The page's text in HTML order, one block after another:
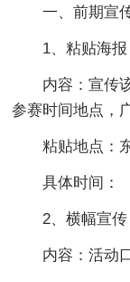
一、前期宣传
1、粘贴海报
内容：宣传该
参赛时间地点，
粘贴地点：
具体时间：
2、横幅宣传
内容：活动口